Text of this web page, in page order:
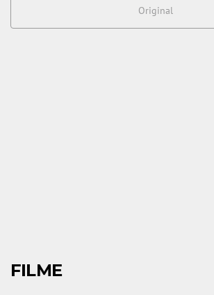
Original
FILME